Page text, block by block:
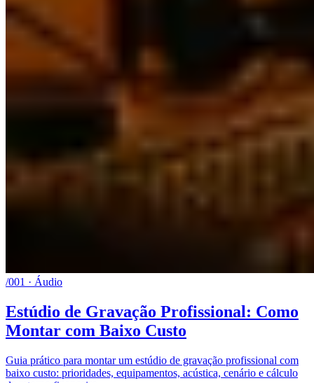
/001 · Áudio
Estúdio de Gravação Profissional: Como
Montar com Baixo Custo
Guia prático para montar um estúdio de gravação profissional com
baixo custo: prioridades, equipamentos, acústica, cenário e cálculo